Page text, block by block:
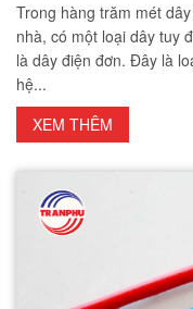
Trong hàng trăm mét
nhà, có một loại dây tuy
là dây điện đơn. Đây là
hệ...
XEM THÊM